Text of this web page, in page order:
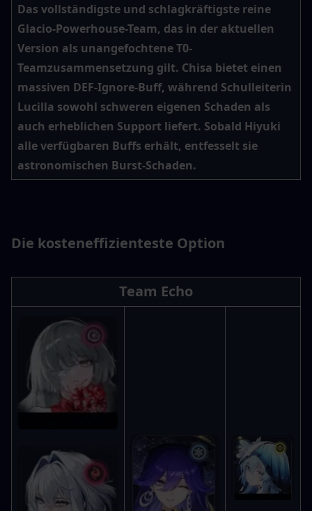
Das vollständigste und schlagkräftigste reine
Glacio-Powerhouse-Team, das in der aktuellen
Version als unangefochtene T0-
Teamzusammensetzung gilt. Chisa bietet einen
massiven DEF-Ignore-Buff, während Schulleiterin
Lucilla sowohl schweren eigenen Schaden als
auch erheblichen Support liefert. Sobald Hiyuki
alle verfügbaren Buffs erhält, entfesselt sie
astronomischen Burst-Schaden.
Die kosteneffizienteste Option
Team Echo